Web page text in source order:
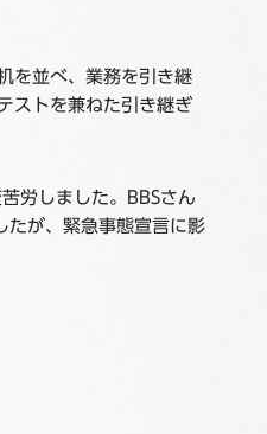
を並べ、業務を引き継
ストを兼ねた引き継ぎ
労しました。BBSさん
たが、緊急事態宣言に影